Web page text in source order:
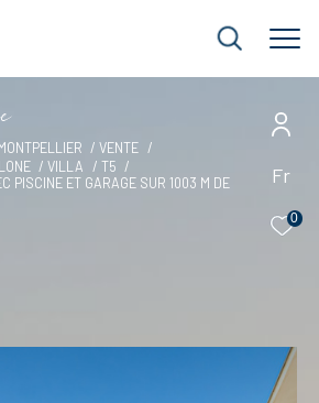
Fr
0
e
VENTE
VILLA
T5
PISCINE ET GARAGE SUR 1003 M DE